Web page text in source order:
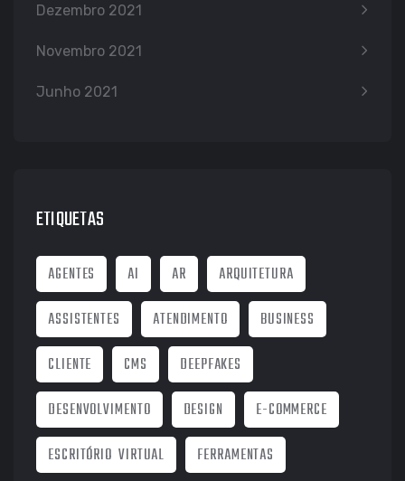
Dezembro 2021
Novembro 2021
Junho 2021
ETIQUETAS
AGENTES AI AR
ARQUITETURA
ASSISTENTES
ATENDIMENTO
BUSINESS
CLIENTE
CMS
DEEPFAKES
DESENVOLVIMENTO
DESIGN
E-COMMERCE
ESCRITÓRIO VIRTUAL
FERRAMENTAS